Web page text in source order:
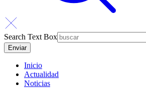
Search Text Box
Inicio
Actualidad
Noticias